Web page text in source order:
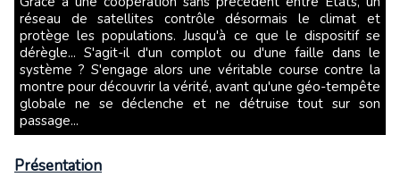
réseau de satellites contrôle désormais le climat et
protège les populations. Jusqu'à ce que le dispositif se
dérègle... S'agit-il d'un complot ou d'une faille dans le
système ? S'engage alors une véritable course contre la
montre pour découvrir la vérité, avant qu'une géo-tempête
globale ne se déclenche et ne détruise tout sur son
passage...
Présentation